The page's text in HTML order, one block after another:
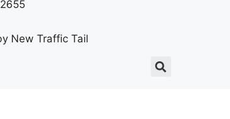
New Traffic Tail